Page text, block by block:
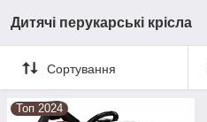
Дитячі перукарські крісла
Сортування
Топ 2024